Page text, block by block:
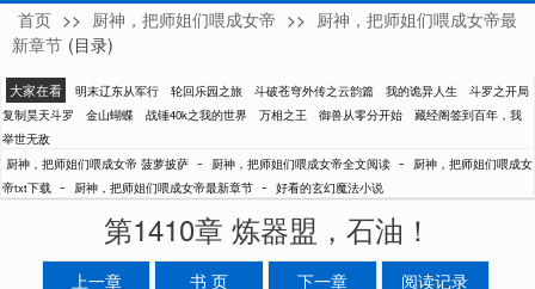
菠萝披萨
首页 >> 厨神，把师姐们喂成女帝 >> 厨神，把师姐们喂成女帝最
新章节 (目录)
大家在看 明末辽东从军行 轮回乐园之旅 斗破苍穹外传之云韵篇 我的诡异人生
斗罗之开局
复制昊天斗罗
金山蝴蝶 战锤40k之我的世界 万相之王 御兽从零分开始
藏经阁签到百年，我
举世无敌
厨神，把师姐们喂成女帝 菠萝披萨 - 厨神，把师姐们喂成女帝全文阅读 -
厨神，把师姐们喂成女
帝txt下载 - 厨神，把师姐们喂成女帝最新章节 - 好看的玄幻魔法小说
第1410章 炼器盟，石油！
上一章 书 页 下一章 阅读记录